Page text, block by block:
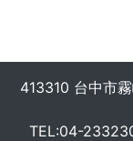
413310 台中市
TEL:04-